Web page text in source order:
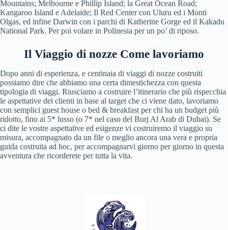
Mountains; Melbourne e Phillip Island; la Great Ocean Road;
Kangaroo Island e Adelaide; Il Red Center con Uluru ed i Monti
Olgas, ed infine Darwin con i parchi di Katherine Gorge ed il Kakadu
National Park. Per poi volare in Polinesia per un po’ di riposo.
Il Viaggio di nozze Come lavoriamo
Dopo anni di esperienza, e centinaia di viaggi di nozze costruiti
possiamo dire che abbiamo una certa dimestichezza con questa
tipologia di viaggi. Riusciamo a costruire l’itinerario che più rispecchia
le aspettative dei clienti in base al target che ci viene dato, lavoriamo
con semplici guest house o bed & breakfast per chi ha un budget più
ridotto, fino ai 5* lusso (o 7* nel caso del Burj Al Arab di Dubai). Se
ci dite le vostre aspettative ed esigenze vi costruiremo il viaggio su
misura, accompagnato da un file o meglio ancora una vera e propria
guida costruita ad hoc, per accompagnarvi giorno per giorno in questa
avventura che ricorderete per tutta la vita.